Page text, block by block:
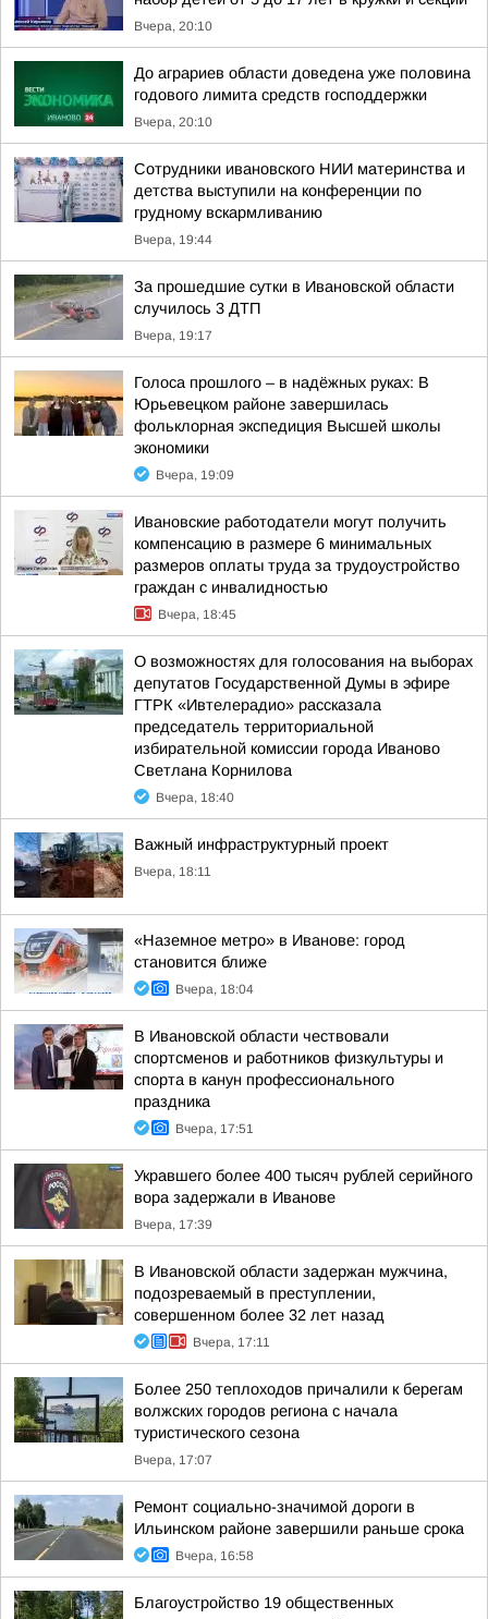
Вчера, 20:10
До аграриев области доведена уже половина
годового лимита средств господдержки
Вчера, 20:10
Сотрудники ивановского НИИ материнства и
детства выступили на конференции по
грудному вскармливанию
Вчера, 19:44
За прошедшие сутки в Ивановской области
случилось 3 ДТП
Вчера, 19:17
Голоса прошлого – в надёжных руках: В
Юрьевецком районе завершилась
фольклорная экспедиция Высшей школы
экономики
Вчера, 19:09
Ивановские работодатели могут получить
компенсацию в размере 6 минимальных
размеров оплаты труда за трудоустройство
граждан с инвалидностью
Вчера, 18:45
О возможностях для голосования на выборах
депутатов Государственной Думы в эфире
ГТРК «Ивтелерадио» рассказала
председатель территориальной
избирательной комиссии города Иваново
Светлана Корнилова
Вчера, 18:40
Важный инфраструктурный проект
Вчера, 18:11
«Наземное метро» в Иванове: город
становится ближе
Вчера, 18:04
В Ивановской области чествовали
спортсменов и работников физкультуры и
спорта в канун профессионального
праздника
Вчера, 17:51
Укравшего более 400 тысяч рублей серийного
вора задержали в Иванове
Вчера, 17:39
В Ивановской области задержан мужчина,
подозреваемый в преступлении,
совершенном более 32 лет назад
Вчера, 17:11
Более 250 теплоходов причалили к берегам
волжских городов региона с начала
туристического сезона
Вчера, 17:07
Ремонт социально-значимой дороги в
Ильинском районе завершили раньше срока
Вчера, 16:58
Благоустройство 19 общественных